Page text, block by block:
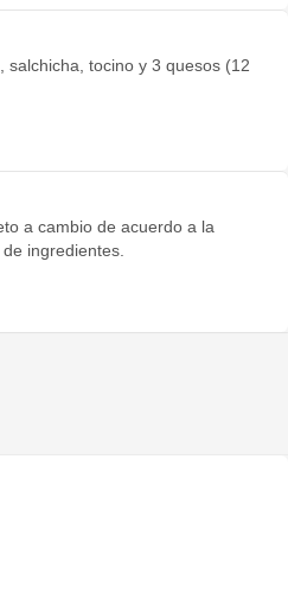
tocino y 3 quesos (12
a cambio de acuerdo a la
ingredientes.